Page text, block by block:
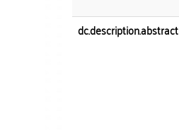
dc.description.abstract